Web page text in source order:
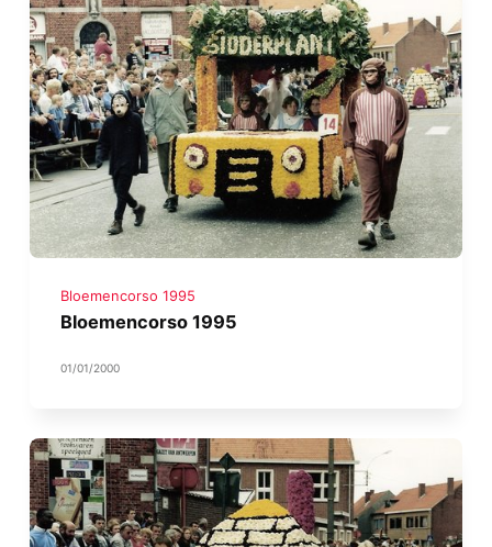
Bloemencorso 1995
Bloemencorso 1995
01/01/2000